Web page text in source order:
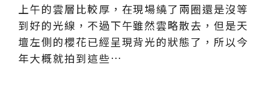
上午的雲層比較厚，在現場繞了兩圈還是沒等
到好的光線，不過下午雖然雲略散去，但是天
壇左側的櫻花已經呈現背光的狀態了，所以今
年大概就拍到這些…